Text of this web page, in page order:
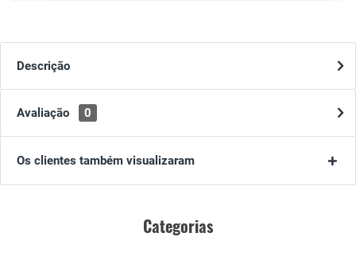
Descrição
Avaliação 0
Os clientes também visualizaram
Categorias